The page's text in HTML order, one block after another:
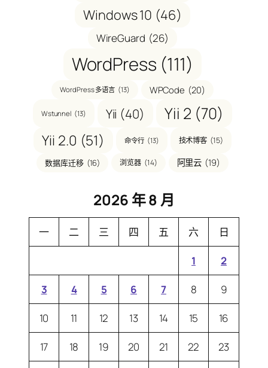
Windows 10 (46)
WireGuard (26)
WordPress (111)
WordPress 多语言 (13) WPCode (20)
Wstunnel (13) Yii (40) Yii 2 (70)
Yii 2.0 (51) 命令行 (13) 技术博客 (15)
数据库迁移 (16) 浏览器 (14) 阿里云 (19)
2026 年 8 月
一 二 三 四 五 六 日
1 2
3 4 5 6 7 8 9
10 11 12 13 14 15 16
17 18 19 20 21 22 23